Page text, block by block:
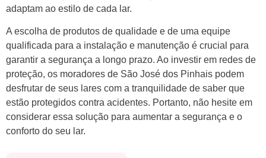
adaptam ao estilo de cada lar.
A escolha de produtos de qualidade e de uma equipe
qualificada para a instalação e manutenção é crucial para
garantir a segurança a longo prazo. Ao investir em redes de
proteção, os moradores de São José dos Pinhais podem
desfrutar de seus lares com a tranquilidade de saber que
estão protegidos contra acidentes. Portanto, não hesite em
considerar essa solução para aumentar a segurança e o
conforto do seu lar.